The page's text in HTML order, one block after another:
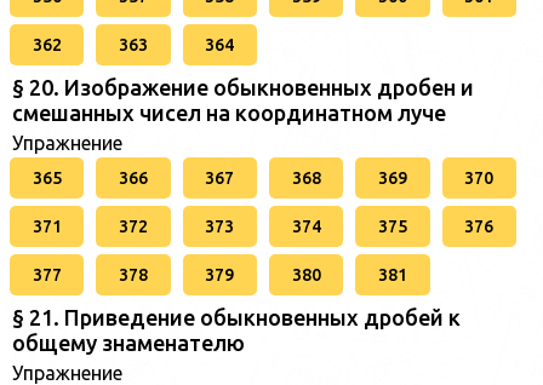
362 363 364
§ 20. Изображение обыкновенных дробен и
смешанных чисел на координатном луче
Упражнение
365 366 367 368 369 370
371 372 373 374 375 376
377 378 379 380 381
§ 21. Приведение обыкновенных дробей к
общему знаменателю
Упражнение